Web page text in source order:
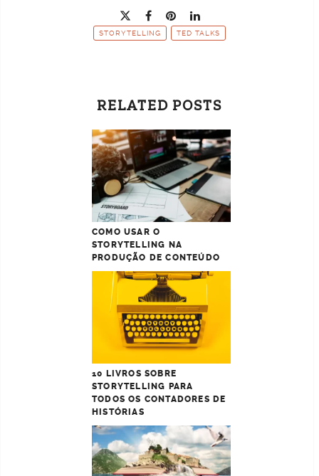
STORYTELLING TED TALKS
RELATED POSTS
COMO USAR O
STORYTELLING NA
PRODUÇÃO DE CONTEÚDO
10 LIVROS SOBRE
STORYTELLING PARA
TODOS OS CONTADORES DE
HISTÓRIAS